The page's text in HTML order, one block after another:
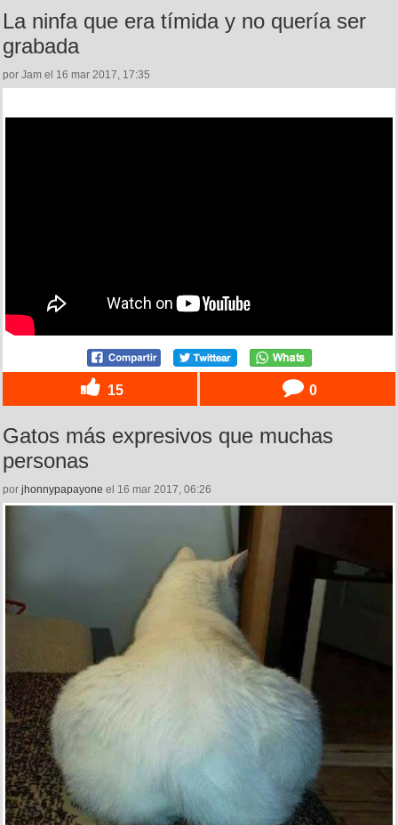
La ninfa que era tímida y no quería ser
grabada
por Jam el 16 mar 2017, 17:35
15 0
Gatos más expresivos que muchas
personas
por jhonnypapayone el 16 mar 2017, 06:26